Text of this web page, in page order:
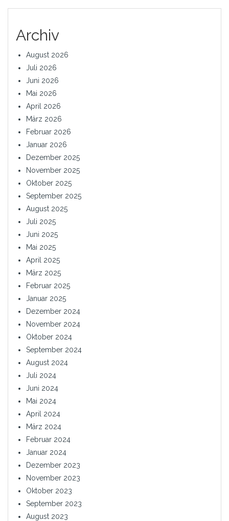
Archiv
August 2026
Juli 2026
Juni 2026
Mai 2026
April 2026
März 2026
Februar 2026
Januar 2026
Dezember 2025
November 2025
Oktober 2025
September 2025
August 2025
Juli 2025
Juni 2025
Mai 2025
April 2025
März 2025
Februar 2025
Januar 2025
Dezember 2024
November 2024
Oktober 2024
September 2024
August 2024
Juli 2024
Juni 2024
Mai 2024
April 2024
März 2024
Februar 2024
Januar 2024
Dezember 2023
November 2023
Oktober 2023
September 2023
August 2023